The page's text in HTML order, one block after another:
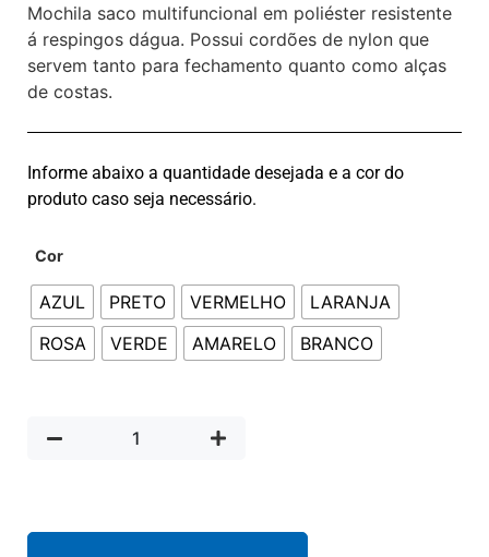
Mochila saco multifuncional em poliéster resistente
á respingos dágua. Possui cordões de nylon que
servem tanto para fechamento quanto como alças
de costas.
Informe abaixo a quantidade desejada e a cor do
produto caso seja necessário.
Cor
AZUL PRETO VERMELHO
LARANJA
ROSA
VERDE AMARELO BRANCO